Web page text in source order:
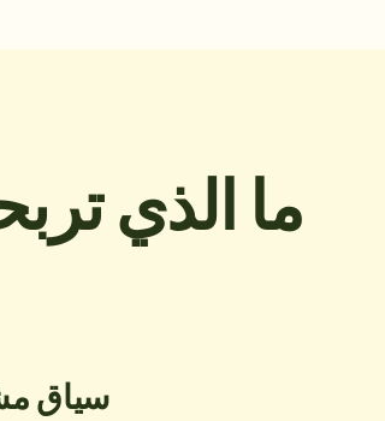
ما الذي
سياق